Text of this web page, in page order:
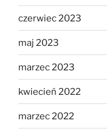
czerwiec 2023
maj 2023
marzec 2023
kwiecień 2022
marzec 2022